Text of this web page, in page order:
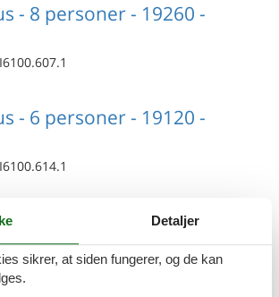
- 8 personer - 19260 -
- 6 personer - 19120 -
- 6 personer - 19260 -
Detaljer
sikrer, at siden fungerer, og de kan